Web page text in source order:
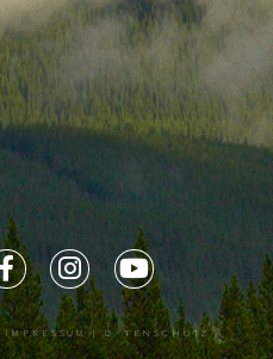
IMPRESSUM |DATENSCHUTZ